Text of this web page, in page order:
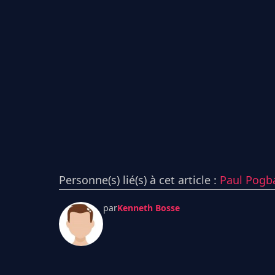
Personne(s) lié(s) à cet article : Paul
parKenneth Bosse